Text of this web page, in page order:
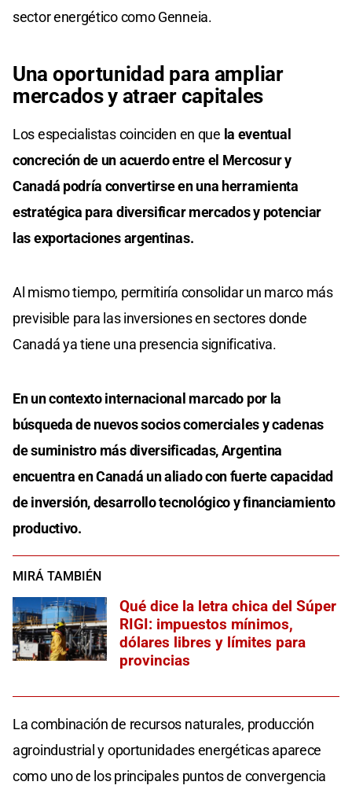
sector energético como Genneia.
Una oportunidad para ampliar
mercados y atraer capitales
Los especialistas coinciden en que la eventual
concreción de un acuerdo entre el Mercosur y
Canadá podría convertirse en una herramienta
estratégica para diversificar mercados y potenciar
las exportaciones argentinas.
Al mismo tiempo, permitiría consolidar un marco más
previsible para las inversiones en sectores donde
Canadá ya tiene una presencia significativa.
En un contexto internacional marcado por la
búsqueda de nuevos socios comerciales y cadenas
de suministro más diversificadas, Argentina
encuentra en Canadá un aliado con fuerte capacidad
de inversión, desarrollo tecnológico y financiamiento
productivo.
MIRÁ TAMBIÉN
Qué dice la letra chica del Súper
RIGI: impuestos mínimos,
dólares libres y límites para
provincias
La combinación de recursos naturales, producción
agroindustrial y oportunidades energéticas aparece
como uno de los principales puntos de convergencia